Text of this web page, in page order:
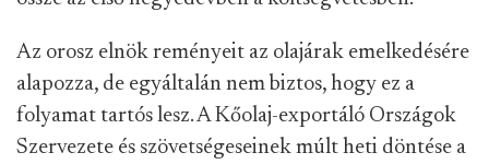
Az orosz elnök reményeit az olajárak emelkedésére
alapozza, de egyáltalán nem biztos, hogy ez a
folyamat tartós lesz. A Kőolaj-exportáló Országok
Szervezete és szövetségeseinek múlt heti döntése a